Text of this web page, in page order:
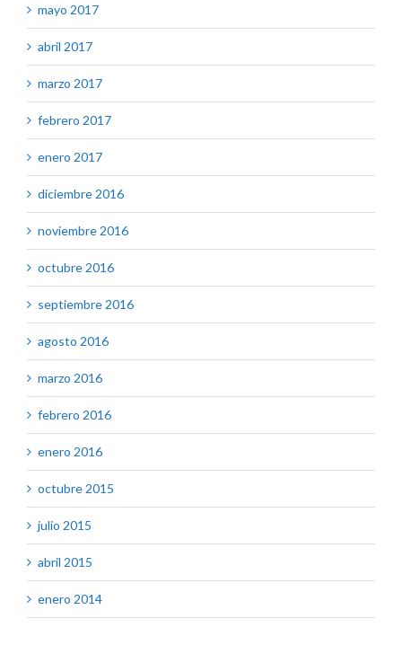
mayo 2017
abril 2017
marzo 2017
febrero 2017
enero 2017
diciembre 2016
noviembre 2016
octubre 2016
septiembre 2016
agosto 2016
marzo 2016
febrero 2016
enero 2016
octubre 2015
julio 2015
abril 2015
enero 2014